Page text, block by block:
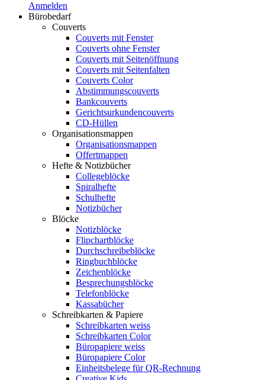
Anmelden
Bürobedarf
Couverts
Couverts mit Fenster
Couverts ohne Fenster
Couverts mit Seitenöffnung
Couverts mit Seitenfalten
Couverts Color
Abstimmungscouverts
Bankcouverts
Gerichtsurkundencouverts
CD-Hüllen
Organisationsmappen
Organisationsmappen
Offertmappen
Hefte & Notizbücher
Collegeblöcke
Spiralhefte
Schulhefte
Notizbücher
Blöcke
Notizblöcke
Flipchartblöcke
Durchschreibeblöcke
Ringbuchblöcke
Zeichenblöcke
Besprechungsblöcke
Telefonblöcke
Kassabücher
Schreibkarten & Papiere
Schreibkarten weiss
Schreibkarten Color
Büropapiere weiss
Büropapiere Color
Einheitsbelege für QR-Rechnung